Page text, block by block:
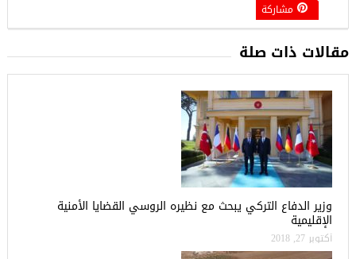
مشاركة
مقالات ذات صلة
وزير الدفاع التركي يبحث مع نظيره الروسي القضايا الأمنية
الإقليمية
أكتوبر 27, 2018